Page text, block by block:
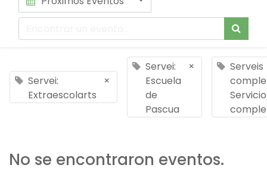
Servei:
Extraescolarts
×
Servei:
Escuela
de
Pascua
×
Serveis
No se encontraron eventos.